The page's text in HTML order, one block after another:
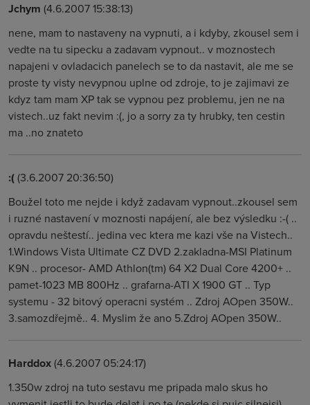
Jchym (4.6.2007 15:38:13)
nene, mam to nastaveny na vypnuti, a i kdyby, zkousel sem i
vedte na tu sipecku a zadavam vypnout.. v moznostech
napajeni v ovladacich panelech se to da nastavit, ale me se
proste ty visty nevypnou uplne od zdroje, to je zajimavi ze
kdyz tam mam XP tak se vypnou pez problemu, jen ne na
vistech..uz fakt nevim :(, jo a sorry za ty hrubky, ten cestin
ma ..no znateto
:((3.6.2007 20:36:50)
Boužel toto me nejde i když zadavam vypnout..zkousel sem
i ruzné nastavení v moznosti napájení, ale bez výsledku :-( ..
opravdu neštestí.. jedina vec ktera me kazi vše na Vistech..
1.Windows Vista Ultimate CZ DVD 2.zakladna-MSI Platinum
K9N .. procesor- AMD Athlon(tm) 64 X2 Dual Core 4200+ ..
pamet-1023 MB 800Hz .. grafarna-ATI X 1900 GT .. Typ
systemu - 32 bitový operacni systém .. Zdroj AOpen 350W..
3.samozdřejmě.. 4. Myslim že ano 5.Zdroj AOpen 350W..
Harddox(4.6.2007 05:24:17)
1.350w zdroj na tuto sestavu me pripada malo skus ho